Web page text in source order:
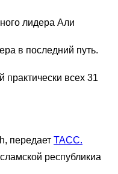
лидера Али
в последний путь.
практически всех 31
передает ТАСС.
республикиа